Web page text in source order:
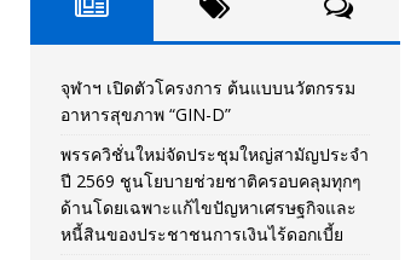
เมย.2569
AUTO NEWS
[ February 10, 2026 ] นครปฐมส้มไ
วันที่สายอนุรักษ์นิยมเลิกรบกันเอง
[ November 26, 2025 ] i-Motor เปิ
[ April 30, 2026 ] จุฬาฯ เปิดตัวโคร
จุฬาฯ เปิดตัวโครงการ ต้นแบบนวัตกรรม
อาหารสุขภาพ “GIN-D”
พรรควิชั่นใหม่จัดประชุมใหญ่สามัญประจำ
ปี 2569 ชูนโยบายช่วยชาติครอบคลุมทุกๆ
ด้านโดยเฉพาะแก้ไขปัญหาเศรษฐกิจและ
หนี้สินของประชาชนการเงินไร้ดอกเบี้ย